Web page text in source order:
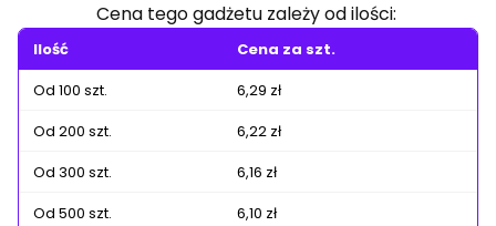
Cena tego gadżetu zależy od ilości:
Ilość
Cena za szt.
Od 100 szt.
6,29 zł
Od 200 szt.
6,22 zł
Od 300 szt.
6,16 zł
Od 500 szt.
6,10 zł